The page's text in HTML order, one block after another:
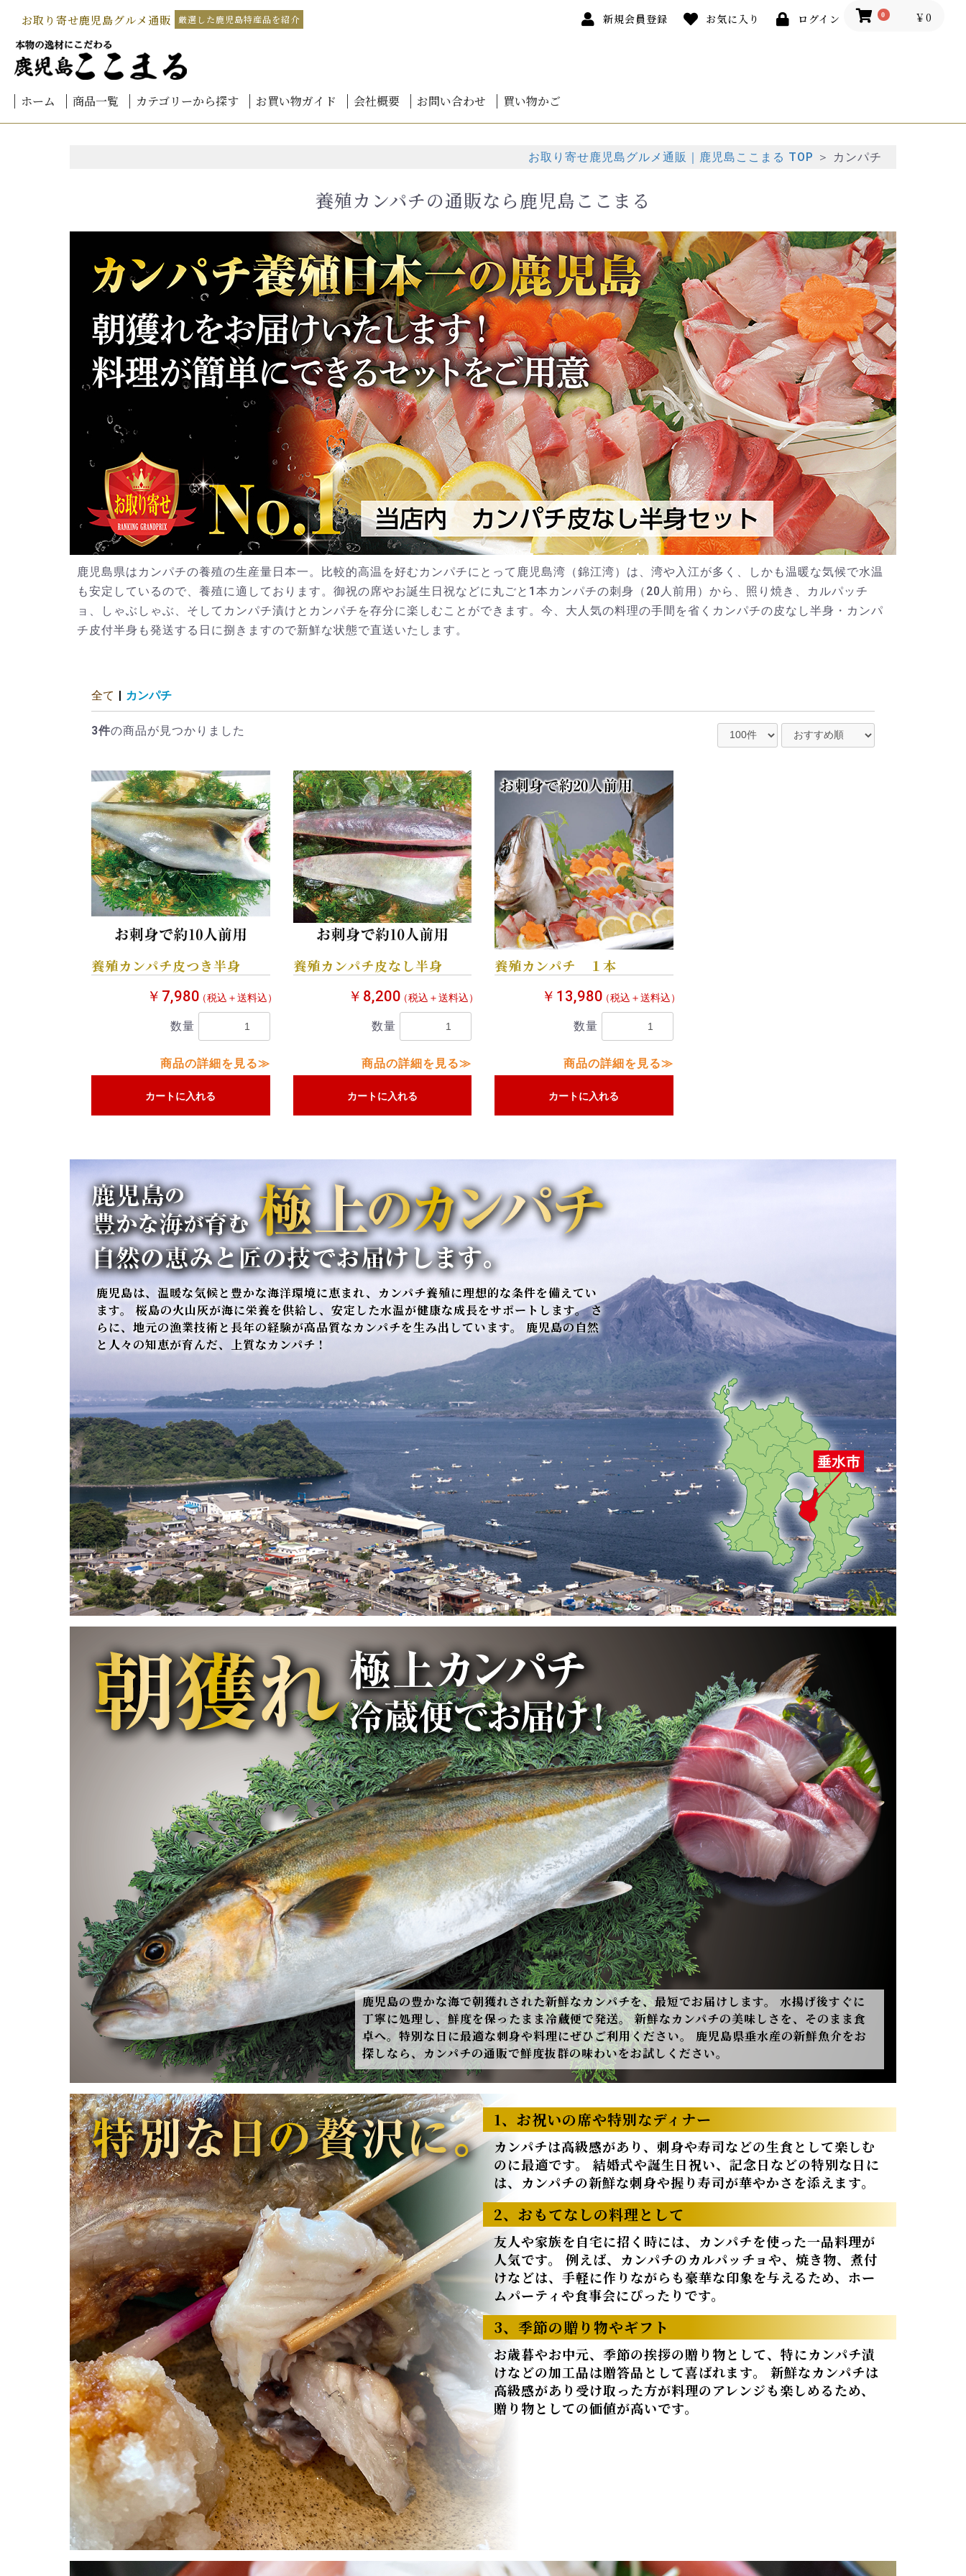
お取り寄せ鹿児島グルメ通販 厳選した鹿児島特産品を紹介 新規会員登録 お気に入り ログイン 0 ￥0
ホーム 商品一覧
カテゴリーから探す
鹿児島黒豚しゃぶしゃぶ
北海道-海鮮グルメ 北の海鮮鍋
北海道干物
北海道バラエティ
北海道魚卵
北海道かに
北海道鮭
北海道海鮮丼
海鮮お刺身
海鮮しゃぶしゃぶ
鹿児島黒豚加工品
鹿児島黒豚餃子
国産 うなぎ 鹿児島産 うなぎ 蒲焼き 鹿児島産
うなぎ 白焼き 鹿児島産
うなぎ 蒲焼・白焼詰合せ
うなぎお得セット
きざみうなぎ
生産者 伊崎田の鰻
生産者 楠田淡水
鹿児島黒毛和牛
桜島小みかん
カンパチ
本家 白熊
お茶 霧島茶
黒豚みそ
さつま揚げ
予算別 4,000円未満
4,000円～
6,000円～
8,000円～
10,000円～
12,000円～
14,000円～
16,000円～
18,000円以上
お買い物ガイド
ご注文方法
お支払方法
会員登録について
熨斗(のし)について
メッセージカードについて
送料について
商品のお届けについて
配送方法
返品・キャンセル
領収書について
よくあるご質問
会社概要 お問い合わせ 買い物かご
お取り寄せ鹿児島グルメ通販｜鹿児島ここまる TOP ＞ カンパチ
養殖カンパチの通販なら鹿児島ここまる
鹿児島県はカンパチの養殖の生産量日本一。比較的高温を好むカンパチにとって鹿児島湾（錦江湾）は、湾や入江が多く、しかも温暖な気候で水温
も安定しているので、養殖に適しております。御祝の席やお誕生日祝などに丸ごと1本カンパチの刺身（20人前用）から、照り焼き、カルパッチ
ョ、しゃぶしゃぶ、そしてカンパチ漬けとカンパチを存分に楽しむことができます。今、大人気の料理の手間を省くカンパチの皮なし半身・カンパ
チ皮付半身も発送する日に捌きますので新鮮な状態で直送いたします。
全て カンパチ
3件の商品が見つかりました
養殖カンパチ皮つき半身
￥7,980（税込＋送料込）
数量
商品の詳細を見る≫
カートに入れる
養殖カンパチ皮なし半身
￥8,200（税込＋送料込）
数量
商品の詳細を見る≫
カートに入れる
養殖カンパチ １本
￥13,980（税込＋送料込）
数量
商品の詳細を見る≫
カートに入れる
鹿児島は、温暖な気候と豊かな海洋環境に恵まれ、カンパチ養殖に理想的な条件を備えてい
ます。 桜島の火山灰が海に栄養を供給し、安定した水温が健康な成長をサポートします。 さ
らに、地元の漁業技術と長年の経験が高品質なカンパチを生み出しています。 鹿児島の自然
と人々の知恵が育んだ、上質なカンパチ !
鹿児島の豊かな海で朝獲れされた新鮮なカンパチを、最短でお届けします。 水揚げ後すぐに
丁寧に処理し、鮮度を保ったまま冷蔵便で発送。 新鮮なカンパチの美味しさを、そのまま食
卓へ。特別な日に最適な刺身や料理にぜひご利用ください。 鹿児島県垂水産の新鮮魚介をお
探しなら、カンパチの通販で鮮度抜群の味わいをお試しください。
1、お祝いの席や特別なディナー
カンパチは高級感があり、刺身や寿司などの生食として楽しむ
のに最適です。 結婚式や誕生日祝い、記念日などの特別な日に
は、カンパチの新鮮な刺身や握り寿司が華やかさを添えます。
2、おもてなしの料理として
友人や家族を自宅に招く時には、カンパチを使った一品料理が
人気です。 例えば、カンパチのカルパッチョや、焼き物、煮付
けなどは、手軽に作りながらも豪華な印象を与えるため、ホー
ムパーティや食事会にぴったりです。
3、季節の贈り物やギフト
お歳暮やお中元、季節の挨拶の贈り物として、特にカンパチ漬
けなどの加工品は贈答品として喜ばれます。 新鮮なカンパチは
高級感があり受け取った方が料理のアレンジも楽しめるため、
贈り物としての価値が高いです。